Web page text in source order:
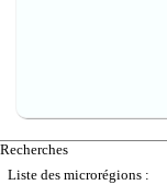
Recherches
Liste des microrégions :